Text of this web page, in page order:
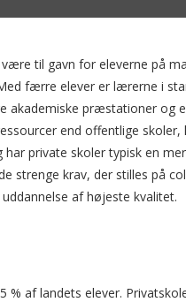
til gavn for eleverne på
færre elever er lærerne i
akademiske præstationer og
end offentlige skoler,
private skoler typisk en
strenge krav, der stilles på
af højeste kvalitet.
% af landets elever.